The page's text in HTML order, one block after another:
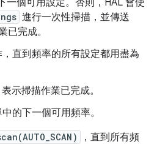
一個可用設定。否則，HAL 會使
進行一次性掃描，並傳送
已完成。
直到頻率的所有設定都用盡為
表示掃描作業已完成。
的下一個可用頻率。
，直到所有頻